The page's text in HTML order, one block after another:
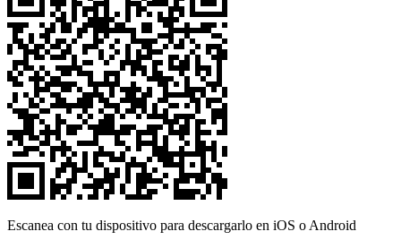
Escanea con tu dispositivo para descargarlo en iOS o Android